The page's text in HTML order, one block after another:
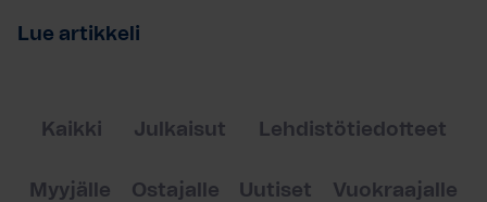
Lue artikkeli
Kaikki Julkaisut Lehdistötiedotteet
Myyjälle Ostajalle Uutiset Vuokraajalle